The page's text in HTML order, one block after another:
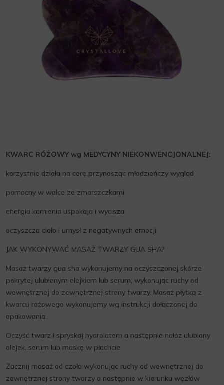
KWARC RÓŻOWY wg MEDYCYNY NIEKONWENCJONALNEJ:
korzystnie działa na cerę przynosząc młodzieńczy wygląd
pomocny w walce ze zmarszczkami
energia kamienia uspokaja i wycisza
oczyszcza ciało i umysł z negatywnych emocji
JAK WYKONYWAĆ MASAŻ TWARZY GUA SHA?
Masaż twarzy gua sha wykonujemy na oczyszczonej skórze
pokrytej ulubionym olejkiem lub serum, wykonując ruchy od
wewnętrznej do zewnętrznej strony twarzy. Masaż płytką z
kwarcu różowego wykonujemy wg instrukcji dołączonej do
opakowania.
Oczyść twarz i spryskaj hydrolatem a następnie nałóż ulubiony
olejek, serum lub maskę w płachcie
Zacznij masaż od czoła wykonując ruchy od wewnętrznej do
zewnętrznej strony twarzy a następnie w kierunku węzłów